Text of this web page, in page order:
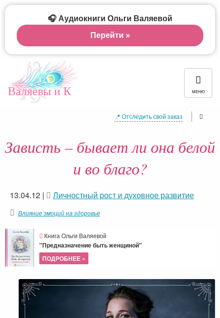
Валяевы и К МЕНЮ
📍 Отследить свой заказ
Зависть – бывает ли она белой
и во благо?
13.04.12 | Личностный рост и духовное развитие
Влияние эмоций на здоровье
Книга Ольги Валяевой
"Предназначение быть женщиной"
ПОДРОБНЕЕ »
🎧 Аудиокниги Ольги Валяевой
Перейти »